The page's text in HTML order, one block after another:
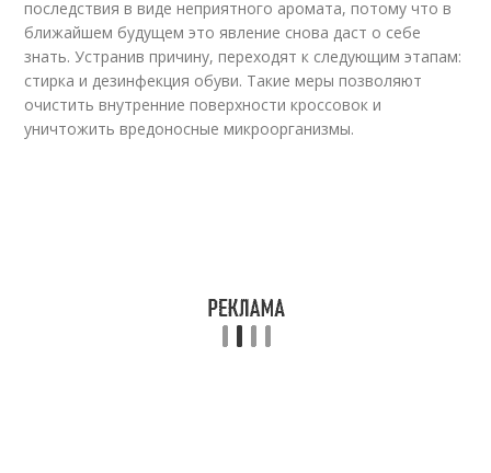
последствия в виде неприятного аромата, потому что в
ближайшем будущем это явление снова даст о себе
знать. Устранив причину, переходят к следующим этапам:
стирка и дезинфекция обуви. Такие меры позволяют
очистить внутренние поверхности кроссовок и
уничтожить вредоносные микроорганизмы.